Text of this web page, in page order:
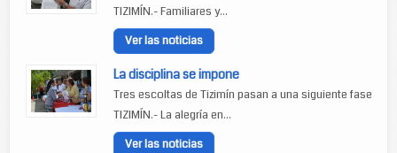
TIZIMÍN.- Familiares y...
Ver las noticias
La disciplina se impone
Tres escoltas de Tizimín pasan a una siguiente fase
TIZIMÍN.- La alegría en...
Ver las noticias